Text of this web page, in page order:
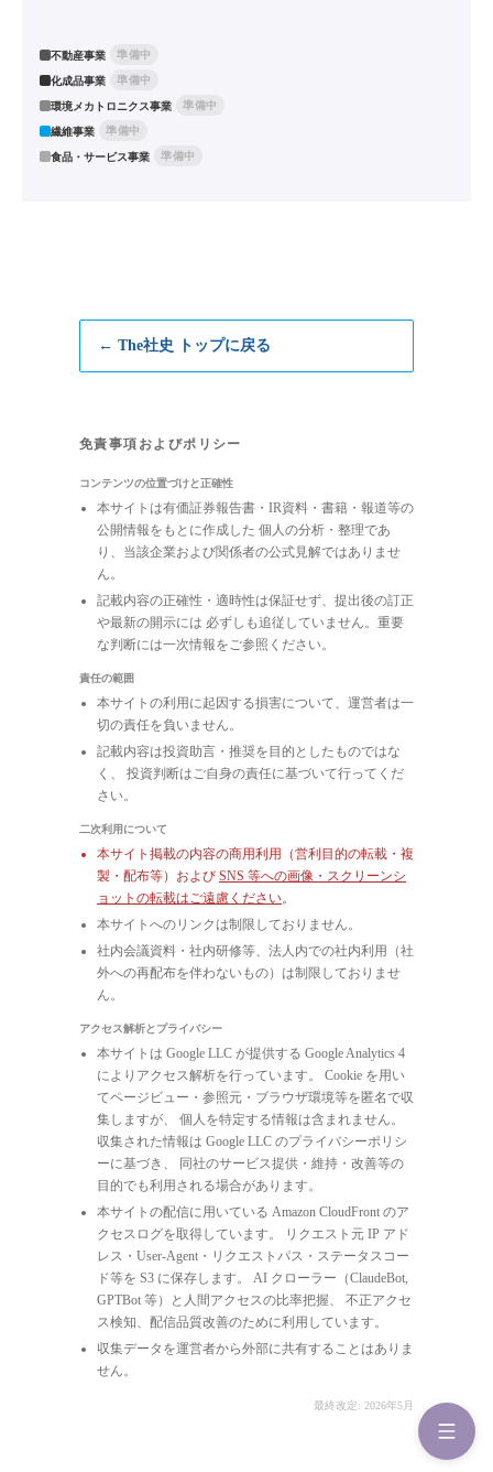
不動産事業
準備中
化成品事業
準備中
環境メカトロニクス事業
準備中
繊維事業
準備中
食品・サービス事業
準備中
← The社史 トップに戻る
免責事項およびポリシー
コンテンツの位置づけと正確性
本サイトは有価証券報告書・IR資料・書籍・報道等の
公開情報をもとに作成した 個人の分析・整理であ
り、当該企業および関係者の公式見解ではありませ
ん。
記載内容の正確性・適時性は保証せず、提出後の訂正
や最新の開示には 必ずしも追従していません。重要
な判断には一次情報をご参照ください。
責任の範囲
本サイトの利用に起因する損害について、運営者は一
切の責任を負いません。
記載内容は投資助言・推奨を目的としたものではな
く、 投資判断はご自身の責任に基づいて行ってくだ
さい。
二次利用について
本サイト掲載の内容の商用利用（営利目的の転載・複
製・配布等）および SNS 等への画像・スクリーンシ
ョットの転載はご遠慮ください。
本サイトへのリンクは制限しておりません。
社内会議資料・社内研修等、法人内での社内利用（社
外への再配布を伴わないもの）は制限しておりませ
ん。
アクセス解析とプライバシー
本サイトは Google LLC が提供する Google Analytics 4
によりアクセス解析を行っています。 Cookie を用い
てページビュー・参照元・ブラウザ環境等を匿名で収
集しますが、 個人を特定する情報は含まれません。
収集された情報は Google LLC のプライバシーポリシ
ーに基づき、 同社のサービス提供・維持・改善等の
目的でも利用される場合があります。
本サイトの配信に用いている Amazon CloudFront のア
クセスログを取得しています。 リクエスト元 IP アド
レス・User-Agent・リクエストパス・ステータスコー
ド等を S3 に保存します。 AI クローラー（ClaudeBot,
GPTBot 等）と人間アクセスの比率把握、 不正アクセ
ス検知、配信品質改善のために利用しています。
収集データを運営者から外部に共有することはありま
せん。
最終改定: 2026年5月